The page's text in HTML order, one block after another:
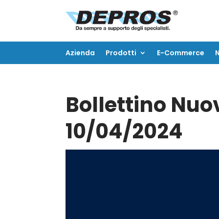
Azienda Prodotti E-Commerce
Azienda Prodotti E-Commerce
Bollettino
10/04/2024